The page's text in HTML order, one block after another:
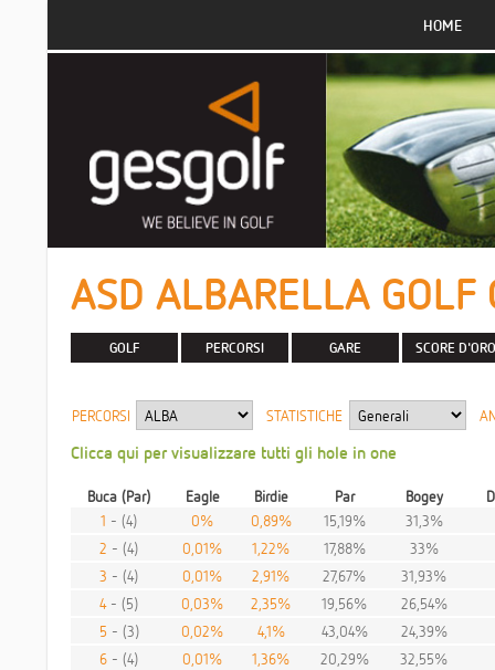
HOME
ASD ALBARELLA GOLF
GOLF PERCORSI GARE SCORE D'ORO
PERCORSI STATISTICHE
Clicca qui per visualizzare tutti gli hole in one
Buca (Par) Eagle Birdie Par Bogey
1 - (4) 0% 0,89% 15,19%
31,3%
2 - (4) 0,01% 1,22% 17,88%
33%
3 - (4) 0,01% 2,91% 27,67%
31,93%
4- (5) 0,03% 2,35% 19,56%
26,54%
5 - (3) 0,02% 4,1% 43,04%
24,39%
6 - (4) 0,01% 1,36% 20,29%
32,55%